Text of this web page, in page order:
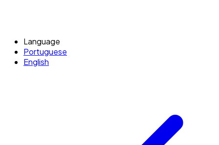
Language
Portuguese
English